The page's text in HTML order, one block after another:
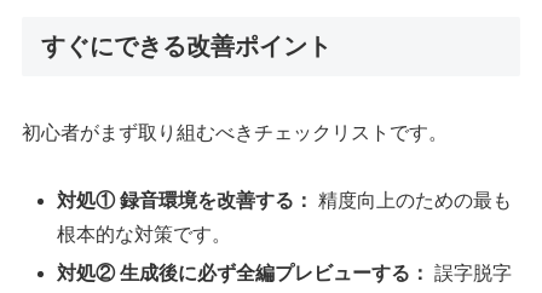
すぐにできる改善ポイント
初心者がまず取り組むべきチェックリストです。
対処① 録音環境を改善する： 精度向上のための最も
根本的な対策です。
対処② 生成後に必ず全編プレビューする： 誤字脱字